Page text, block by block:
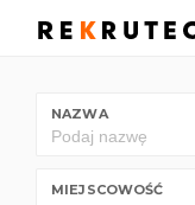
NAZWA
MIEJSCOWOŚĆ